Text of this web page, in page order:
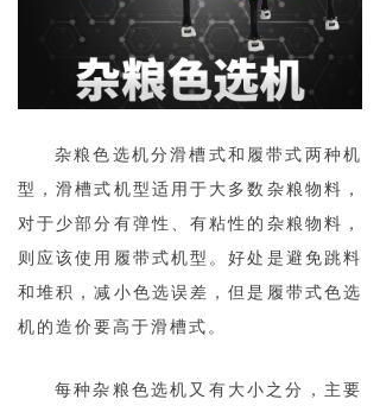
杂粮色选机分滑槽式和履带式两种机
型，滑槽式机型适用于大多数杂粮物料，
对于少部分有弹性、有粘性的杂粮物料，
则应该使用履带式机型。好处是避免跳料
和堆积，减小色选误差，但是履带式色选
机的造价要高于滑槽式。
每种杂粮色选机又有大小之分，主要